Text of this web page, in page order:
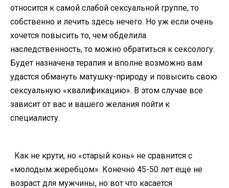
относится к самой слабой сексуальной группе, то
собственно и лечить здесь нечего. Но уж если очень
хочется повысить то, чем обделила
наследственность, то можно обратиться к сексологу.
Будет назначена терапия и вполне возможно вам
удастся обмануть матушку-природу и повысить свою
сексуальную «квалификацию». В этом случае все
зависит от вас и вашего желания пойти к
специалисту.
Как не крути, но «старый конь» не сравнится с
«молодым жеребцом». Конечно 45-50 лет еще не
возраст для мужчины, но вот что касается